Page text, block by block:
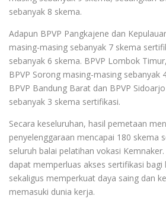
sebanyak 8 skema.
Adapun BPVP Pangkajene dan
masing-masing sebanyak 7 skema
sebanyak 6 skema. BPVP Lombok
BPVP Sorong masing-masing sebanyak
BPVP Bandung Barat dan BPVP
sebanyak 3 skema sertifikasi.
Secara keseluruhan, hasil pemetaan
penyelenggaraan mencapai 180 skema
seluruh balai pelatihan vokasi
dapat memperluas akses sertifikasi bagi
sekaligus memperkuat daya saing dan
memasuki dunia kerja.